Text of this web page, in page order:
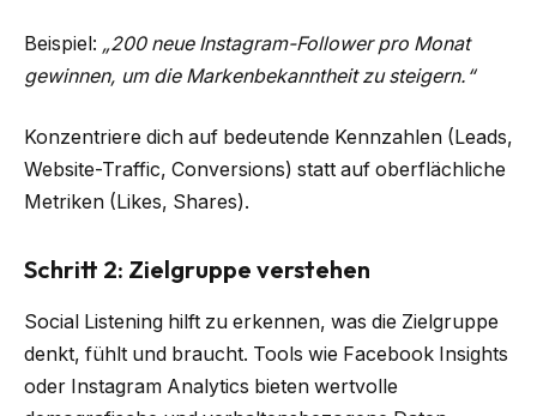
Beispiel: „200 neue Instagram-Follower pro Monat
gewinnen, um die Markenbekanntheit zu steigern.“
Konzentriere dich auf bedeutende Kennzahlen (Leads,
Website-Traffic, Conversions) statt auf oberflächliche
Metriken (Likes, Shares).
Schritt 2: Zielgruppe verstehen
Social Listening hilft zu erkennen, was die Zielgruppe
denkt, fühlt und braucht. Tools wie Facebook Insights
oder Instagram Analytics bieten wertvolle